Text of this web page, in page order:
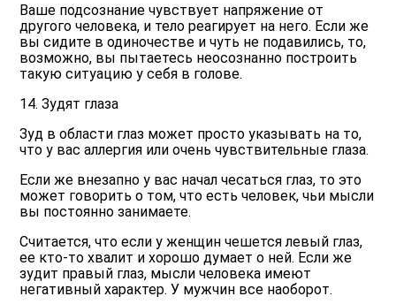
Ваше подсознание чувствует напряжение от
другого человека, и тело реагирует на него. Если же
вы сидите в одиночестве и чуть не подавились, то,
возможно, вы пытаетесь неосознанно построить
такую ситуацию у себя в голове.
14. Зудят глаза
Зуд в области глаз может просто указывать на то,
что у вас аллергия или очень чувствительные глаза.
Если же внезапно у вас начал чесаться глаз, то это
может говорить о том, что есть человек, чьи мысли
вы постоянно занимаете.
Считается, что если у женщин чешется левый глаз,
ее кто-то хвалит и хорошо думает о ней. Если же
зудит правый глаз, мысли человека имеют
негативный характер. У мужчин все наоборот.